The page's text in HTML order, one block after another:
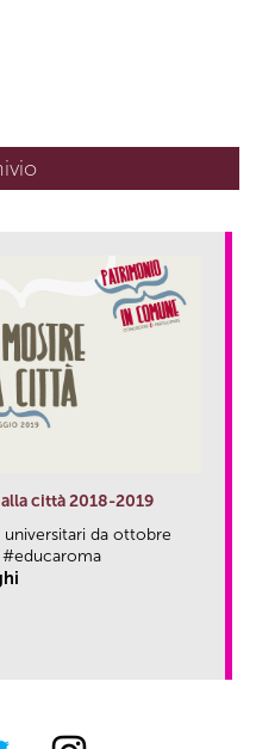
città 2018-2019
da ottobre
#educaroma